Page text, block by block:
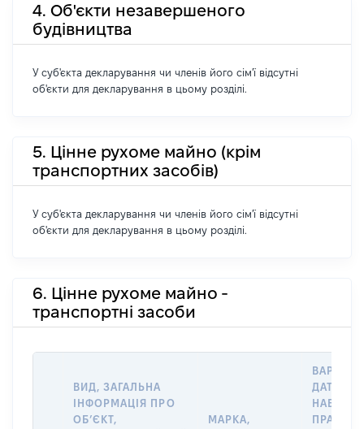
4. Об'єкти незавершеного
будівництва
У суб'єкта декларування чи членів його сім'ї відсутні
об'єкти для декларування в цьому розділі.
5. Цінне рухоме майно (крім
транспортних засобів)
У суб'єкта декларування чи членів його сім'ї відсутні
об'єкти для декларування в цьому розділі.
6. Цінне рухоме майно -
транспортні засоби
ВИД, ЗАГАЛЬНА
ІНФОРМАЦІЯ ПРО
ОБʼЄКТ,
МАРКА,
ДАТУ
НАБУТТЯ
ПРАВА